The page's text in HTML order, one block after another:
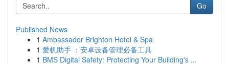
Go
Published News
1 Ambassador Brighton Hotel & Spa
1 爱机助手 ：安卓设备管理必备工具
1 BMS Digital Safety: Protecting Your Building's ...